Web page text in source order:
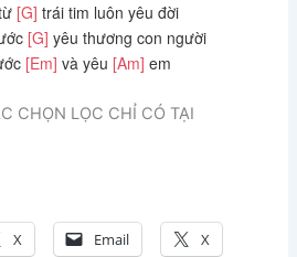
[G] trái tim luôn yêu đời
[G] yêu thương con người
[Em] và yêu [Am] em
CHỌN LỌC CHỈ CÓ TẠI
X Email X